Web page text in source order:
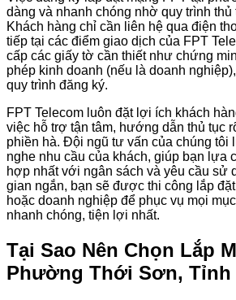
dàng và nhanh chóng nhờ quy trình
Khách hàng chỉ cần liên hệ qua điện
tiếp tại các điểm giao dịch của FPT
cấp các giấy tờ cần thiết như chứng
phép kinh doanh (nếu là doanh
quy trình đăng ký.
FPT Telecom luôn đặt lợi ích khách
việc hỗ trợ tận tâm, hướng dẫn thủ tục
phiền hà. Đội ngũ tư vấn của chúng tôi
nghe nhu cầu của khách, giúp bạn lựa
hợp nhất với ngân sách và yêu cầu sử
gian ngắn, bạn sẽ được thi công lắp
hoặc doanh nghiệp để phục vụ mọi
nhanh chóng, tiện lợi nhất.
Tại Sao Nên Chọn Lắp
Phường Thới Sơn, Tỉnh